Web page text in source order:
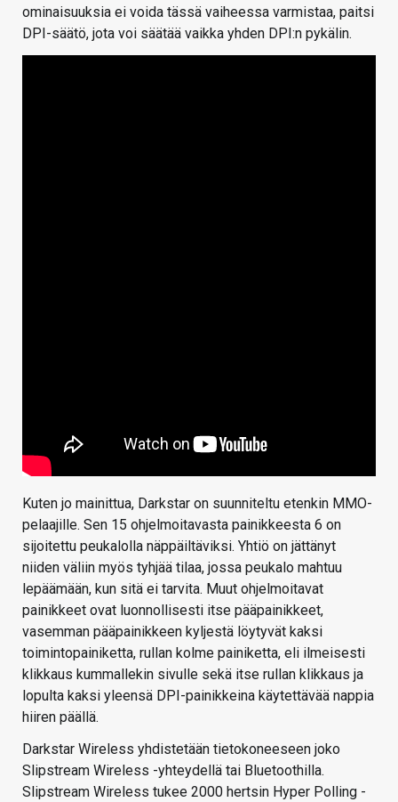
ominaisuuksia ei voida tässä vaiheessa varmistaa, paitsi
DPI-säätö, jota voi säätää vaikka yhden DPI:n pykälin.
Kuten jo mainittua, Darkstar on suunniteltu etenkin MMO-
pelaajille. Sen 15 ohjelmoitavasta painikkeesta 6 on
sijoitettu peukalolla näppäiltäviksi. Yhtiö on jättänyt
niiden väliin myös tyhjää tilaa, jossa peukalo mahtuu
lepäämään, kun sitä ei tarvita. Muut ohjelmoitavat
painikkeet ovat luonnollisesti itse pääpainikkeet,
vasemman pääpainikkeen kyljestä löytyvät kaksi
toimintopainiketta, rullan kolme painiketta, eli ilmeisesti
klikkaus kummallekin sivulle sekä itse rullan klikkaus ja
lopulta kaksi yleensä DPI-painikkeina käytettävää nappia
hiiren päällä.
Darkstar Wireless yhdistetään tietokoneeseen joko
Slipstream Wireless -yhteydellä tai Bluetoothilla.
Slipstream Wireless tukee 2000 hertsin Hyper Polling -